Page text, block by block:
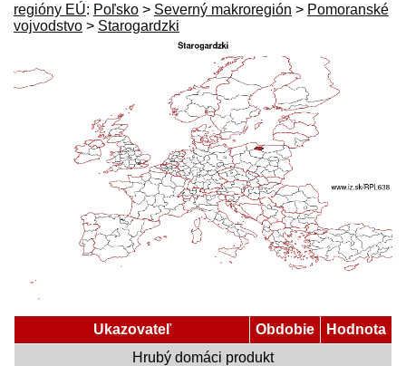
regióny EÚ: Poľsko > Severný makroregión > Pomoranské
vojvodstvo > Starogardzki
Ukazovateľ Obdobie
Hodnota
Hrubý domáci produkt